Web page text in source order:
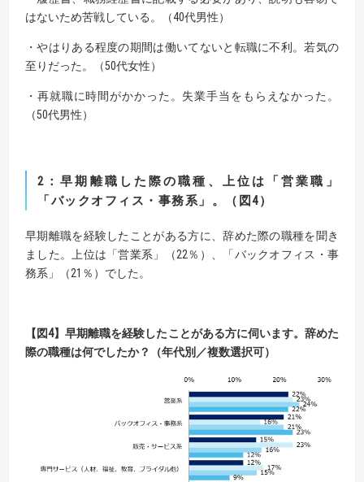
はないため苦戦している。（40代男性）
・やはりある程度の期間は働いてないと転職に不利。若気の
至りだった。（50代女性）
・再就職に時間がかかった。失業手当をもらえなかった。
（50代男性）
2 ：早期離職した際の職種、上位は「営業職」
「バックオフィス・事務系」。（図4）
早期離職を経験したことがある方に、辞めた際の職種を聞き
ました。上位は「営業系」（22％）、「バックオフィス・事
務系」（21％）でした。
【図4】早期離職を経験したことがある方に伺います。 辞めた
際の職種は何でしたか？（年代別／複数選択可）